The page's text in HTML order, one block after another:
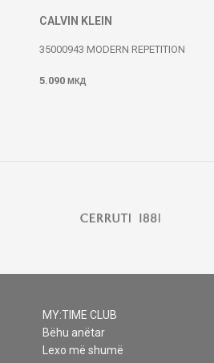
CALVIN KLEIN
35000943 MODERN REPETITION
5.090 МКД
MY:TIME CLUB
Bëhu anëtar
Lexo më shumë